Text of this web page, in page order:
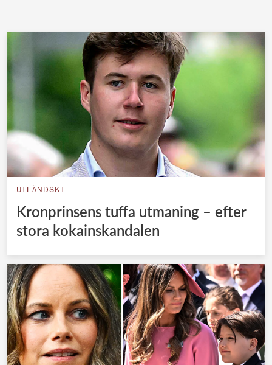
UTLÄNDSKT
Kronprinsens tuffa utmaning – efter
stora kokainskandalen